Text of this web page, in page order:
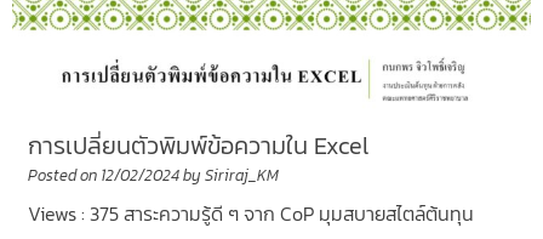
การเปลี่ยนตัวพิมพ์ข้อความใน Excel
Posted on 12/02/2024by Siriraj_KM
Views : 375 สาระความรู้ดี ๆ จาก CoP มุมสบายสไตล์ต้นทุน